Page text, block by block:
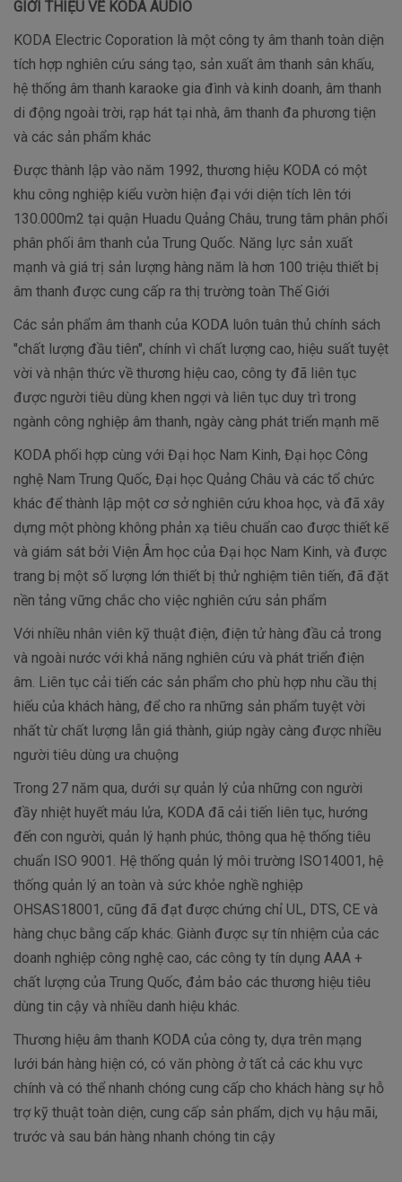
GIỚI THIỆU VỀ KODA AUDIO
KODA Electric Coporation là một công ty âm thanh toàn diện
tích hợp nghiên cứu sáng tạo, sản xuất âm thanh sân khấu,
hệ thống âm thanh karaoke gia đình và kinh doanh, âm thanh
di động ngoài trời, rạp hát tại nhà, âm thanh đa phương tiện
và các sản phẩm khác
Được thành lập vào năm 1992, thương hiệu KODA có một
khu công nghiệp kiểu vườn hiện đại với diện tích lên tới
130.000m2 tại quận Huadu Quảng Châu, trung tâm phân phối
phân phối âm thanh của Trung Quốc. Năng lực sản xuất
mạnh và giá trị sản lượng hàng năm là hơn 100 triệu thiết bị
âm thanh được cung cấp ra thị trường toàn Thế Giới
Các sản phẩm âm thanh của KODA luôn tuân thủ chính sách
"chất lượng đầu tiên", chính vì chất lượng cao, hiệu suất tuyệt
vời và nhận thức về thương hiệu cao, công ty đã liên tục
được người tiêu dùng khen ngợi và liên tục duy trì trong
ngành công nghiệp âm thanh, ngày càng phát triển mạnh mẽ
KODA phối hợp cùng với Đại học Nam Kinh, Đại học Công
nghệ Nam Trung Quốc, Đại học Quảng Châu và các tổ chức
khác để thành lập một cơ sở nghiên cứu khoa học, và đã xây
dựng một phòng không phản xạ tiêu chuẩn cao được thiết kế
và giám sát bởi Viện Âm học của Đại học Nam Kinh, và được
trang bị một số lượng lớn thiết bị thử nghiệm tiên tiến, đã đặt
nền tảng vững chắc cho việc nghiên cứu sản phẩm
Với nhiều nhân viên kỹ thuật điện, điện tử hàng đầu cả trong
và ngoài nước với khả năng nghiên cứu và phát triển điện
âm. Liên tục cải tiến các sản phẩm cho phù hợp nhu cầu thị
hiếu của khách hàng, để cho ra những sản phẩm tuyệt vời
nhất từ chất lượng lẫn giá thành, giúp ngày càng được nhiều
người tiêu dùng ưa chuộng
Trong 27 năm qua, dưới sự quản lý của những con người
đầy nhiệt huyết máu lửa, KODA đã cải tiến liên tục, hướng
đến con người, quản lý hạnh phúc, thông qua hệ thống tiêu
chuẩn ISO 9001. Hệ thống quản lý môi trường ISO14001, hệ
thống quản lý an toàn và sức khỏe nghề nghiệp
OHSAS18001, cũng đã đạt được chứng chỉ UL, DTS, CE và
hàng chục bằng cấp khác. Giành được sự tín nhiệm của các
doanh nghiệp công nghệ cao, các công ty tín dụng AAA +
chất lượng của Trung Quốc, đảm bảo các thương hiệu tiêu
dùng tin cậy và nhiều danh hiệu khác.
Thương hiệu âm thanh KODA của công ty, dựa trên mạng
lưới bán hàng hiện có, có văn phòng ở tất cả các khu vực
chính và có thể nhanh chóng cung cấp cho khách hàng sự hỗ
trợ kỹ thuật toàn diện, cung cấp sản phẩm, dịch vụ hậu mãi,
trước và sau bán hàng nhanh chóng tin cậy